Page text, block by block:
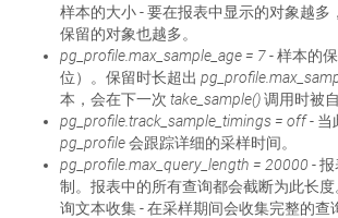
样本的大小 - 要在报表中显示的对象越多
保留的对象也越多。
pg_profile.max_sample_age = 7- 样本的
位）。保留时长超出
本，会在下一次 take_sample()调用时被
pg_profile.track_sample_timings = off- 当
pg_profile会跟踪详细的采样时间。
pg_profile.max_query_length = 20000 -
制。报表中的所有查询都会截断为此长
询文本收集 - 在采样期间会收集完整的查